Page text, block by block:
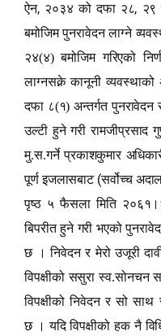
ऐन, २०३४ को दफा २८, २९
बमोजिम पुनरावेदन लाग्ने
२४(४) बमोजिम गरिएको
लाग्नसक्ने कानूनी
दफा ८(१) अन्तर्गत
उल्टी हुने गरी रामजीप्रसाद
मु.स.गर्ने प्रकाशकुमार
पूर्ण इजलासबाट (सर्वोच्च
पृष्ठ ५ फैसला मिति
बिपरीत हुने गरी भएको
छ
। निवेदन र मेरो उजूरी
विपक्षीको ससुरा स्व.सोनचन
विपक्षीको निवेदन र सो साथ
छ
। यदि विपक्षीको हक नै